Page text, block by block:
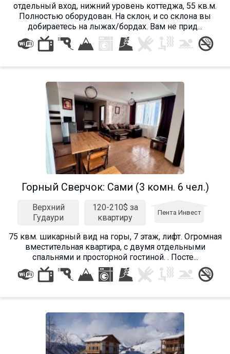
отдельный вход, нижний уровень коттеджа, 55 кв.м.
Полностью оборудован. На склон, и со склона вы
добираетесь на лыжах/бордах. Вам не прид...
Горный Сверчок: Cами (3 комн. 6 чел.)
Верхний
Гудаури
120-210$ за
квартиру
Пента Инвест
75 квм. шикарный вид на горы, 7 этаж, лифт. Огромная
вместительная квартира, с двумя отдельными
спальнями и просторной гостиной. . Посте...